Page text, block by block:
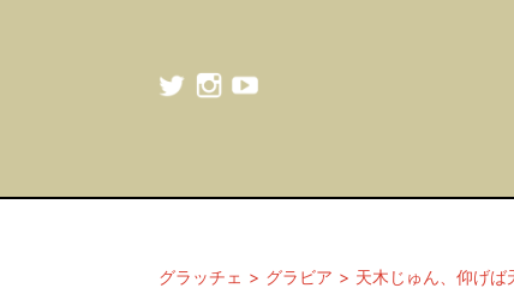
グラッチェ グラビア 天木じゅん、仰げば